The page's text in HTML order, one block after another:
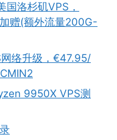
洛杉矶VPS，
赠(额外流量200G-
络升级，€47.95/
9950X VPS测